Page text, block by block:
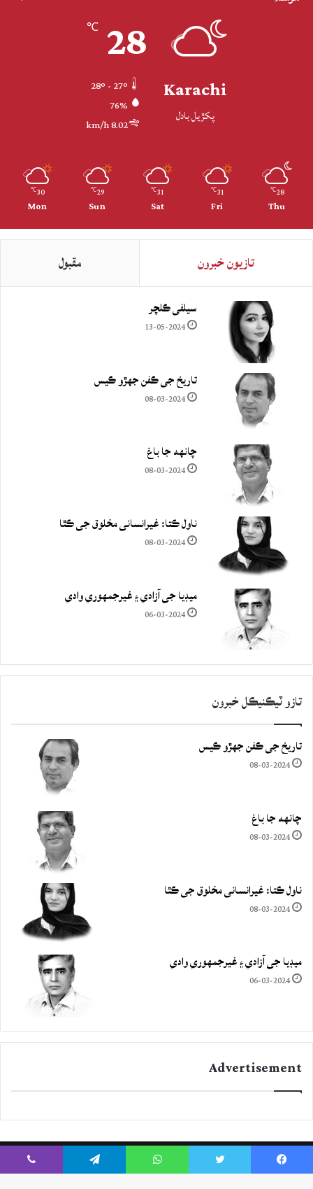
Karachi
پکڙيل بادل
28
℃
76%
8.02 km/h
28
℃
Thu
31
℃
Fri
31
℃
Sat
29
℃
Sun
30
℃
Mon
تازيون خبرون مقبول
سيلفي ڪلچر
13-05-2024
تاريخ جي ڪفن جھڙو ڪيس
08-03-2024
چانهه جا باغ
08-03-2024
ناول ڪتا: غيرانساني مخلوق جي ڪٿا
08-03-2024
ميڊيا جي آزادي ۽ غيرجمھوري وادي
06-03-2024
تازو ٽيڪنيڪل خبرون
تاريخ جي ڪفن جھڙو ڪيس
08-03-2024
چانهه جا باغ
08-03-2024
ناول ڪتا: غيرانساني مخلوق جي ڪٿا
08-03-2024
ميڊيا جي آزادي ۽ غيرجمھوري وادي
06-03-2024
Advertisement
Facebook
Twitter
YouTube
Instagram Facebook
Twitter
WhatsApp
Telegram
Viber